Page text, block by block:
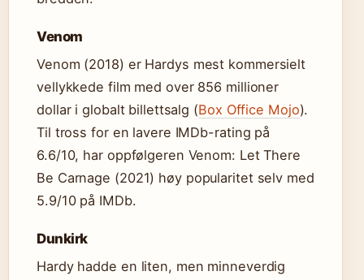
Venom
Venom (2018) er Hardys mest kommersielt
vellykkede film med over 856 millioner
dollar i globalt billettsalg (Box Office Mojo).
Til tross for en lavere IMDb-rating på
6.6/10, har oppfølgeren Venom: Let There
Be Carnage (2021) høy popularitet selv med
5.9/10 på IMDb.
Dunkirk
Hardy hadde en liten, men minneverdig